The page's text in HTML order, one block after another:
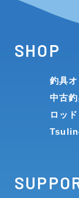
SHOP
釣具
中古
ロッ